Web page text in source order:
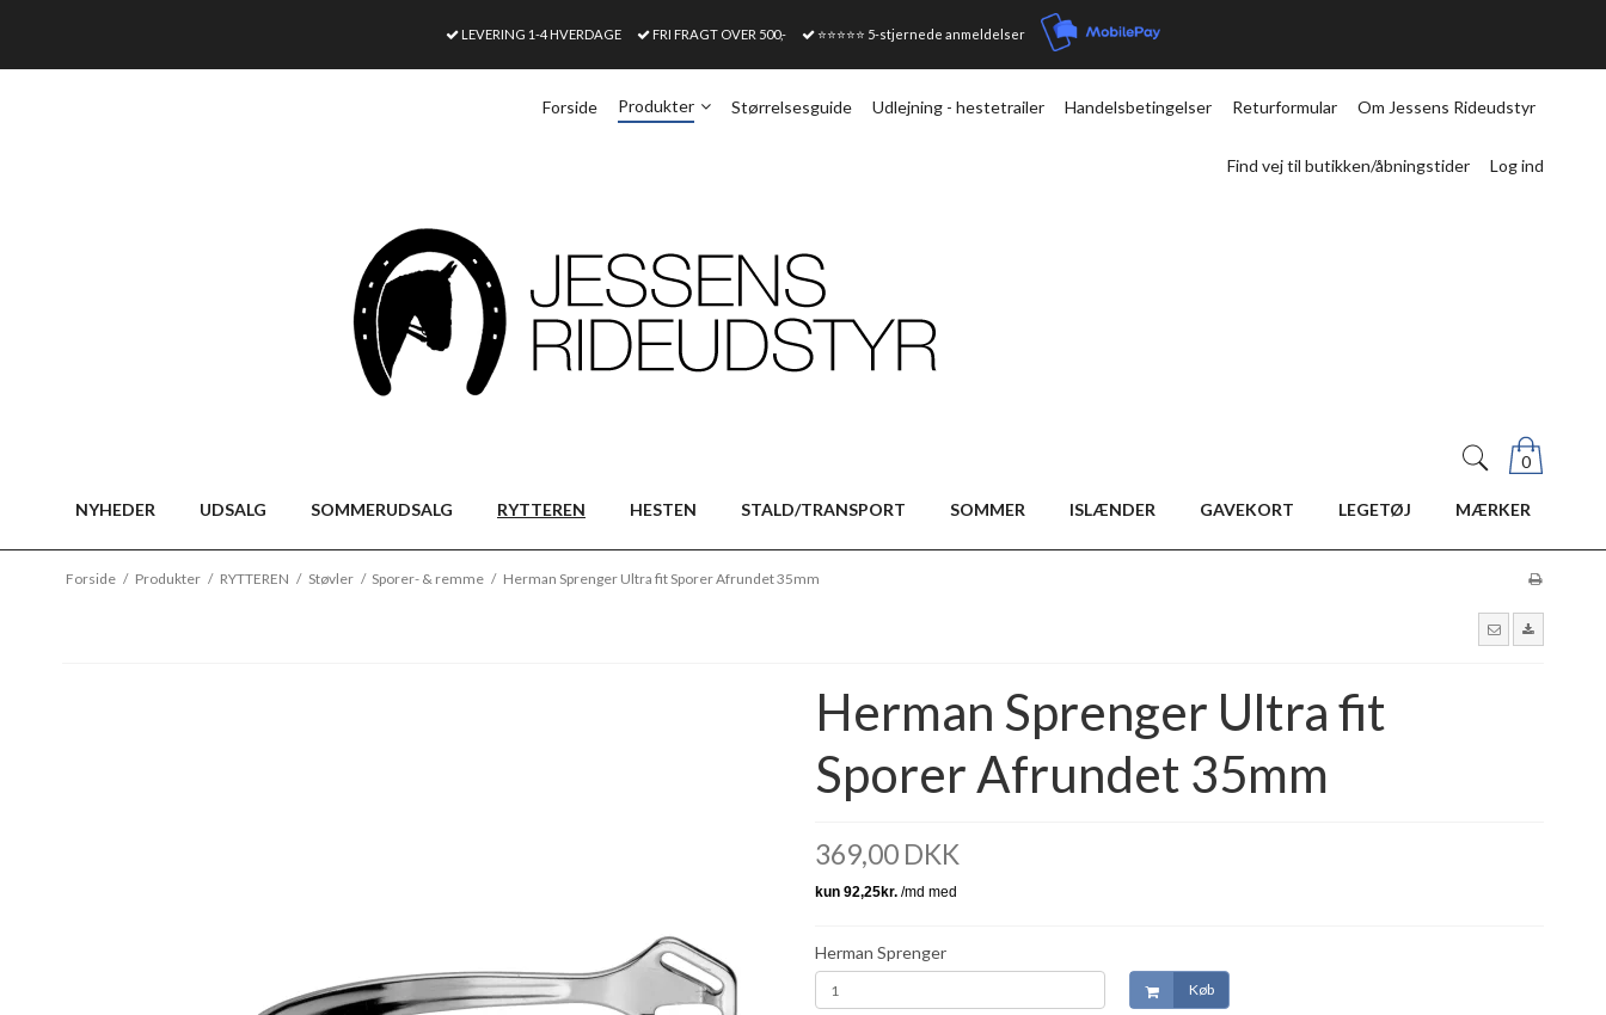
LEVERING 1-4 HVERDAGE FRI FRAGT OVER 500,- ⭐⭐⭐⭐⭐ 5-stjernede anmeldelser
Forside Produkter Størrelsesguide Udlejning - hestetrailer Handelsbetingelser Returformular Om Jessens Rideudstyr
Find vej til butikken/åbningstider Log ind
0
NYHEDER UDSALG SOMMERUDSALG RYTTEREN HESTEN STALD/TRANSPORT SOMMER ISLÆNDER GAVEKORT LEGETØJ MÆRKER
Forside / Produkter / RYTTEREN / Støvler / Sporer- & remme / Herman Sprenger Ultra fit Sporer Afrundet 35mm
Herman Sprenger Ultra fit
Sporer Afrundet 35mm
369,00 DKK
Herman Sprenger
Køb